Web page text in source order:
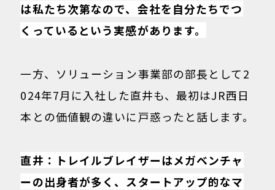
は私たち次第なので、会社を自分たちでつ
くっているという実感があります。
一方、ソリューション事業部の部長として2
024年7月に入社した直井も、最初はJR西日
本との価値観の違いに戸惑ったと話します。
直井：トレイルブレイザーはメガベンチャ
ーの出身者が多く、スタートアップ的なマ